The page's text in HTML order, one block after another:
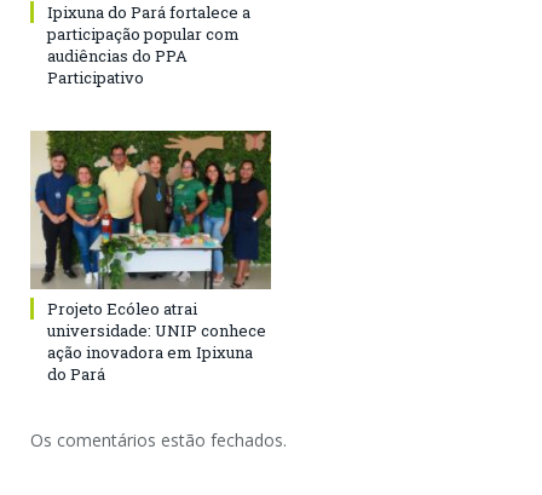
Ipixuna do Pará fortalece a
participação popular com
audiências do PPA
Participativo
Projeto Ecóleo atrai
universidade: UNIP conhece
ação inovadora em Ipixuna
do Pará
Os comentários estão fechados.